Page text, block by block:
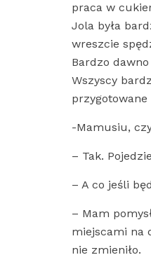
praca w
Jola była
wreszcie
Bardzo
Wszyscy
przygotowane
-Mamusiu,
– Tak.
– A co jeśli
– Mam
miejscami na
nie zmieniło.